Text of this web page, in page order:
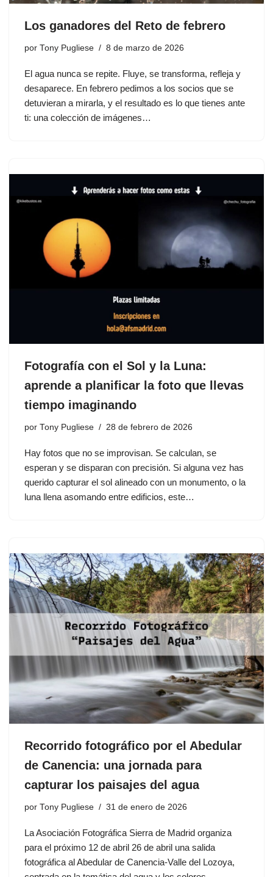
Los ganadores del Reto de febrero
por Tony Pugliese 8 de marzo de 2026
El agua nunca se repite. Fluye, se transforma, refleja y
desaparece. En febrero pedimos a los socios que se
detuvieran a mirarla, y el resultado es lo que tienes ante
ti: una colección de imágenes…
Fotografía con el Sol y la Luna:
aprende a planificar la foto que llevas
tiempo imaginando
por Tony Pugliese 28 de febrero de 2026
Hay fotos que no se improvisan. Se calculan, se
esperan y se disparan con precisión. Si alguna vez has
querido capturar el sol alineado con un monumento, o la
luna llena asomando entre edificios, este…
Recorrido fotográfico por el Abedular
de Canencia: una jornada para
capturar los paisajes del agua
por Tony Pugliese 31 de enero de 2026
La Asociación Fotográfica Sierra de Madrid organiza
para el próximo 12 de abril 26 de abril una salida
fotográfica al Abedular de Canencia-Valle del Lozoya,